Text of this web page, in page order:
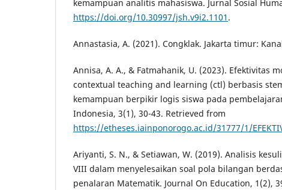
kemampuan analitis mahasiswa. Jurnal Sosial
https://doi.org/10.30997/jsh.v9i2.1101 .
Annastasia, A. (2021). Congklak. Jakarta timur:
Annisa, A. A., & Fatmahanik, U. (2023). Efektivitas
contextual teaching and learning (ctl) berbasis
kemampuan berpikir logis siswa pada
Indonesia, 3(1), 30-43. Retrieved from
https://etheses.iainponorogo.ac.id/31777/1/
Ariyanti, S. N., & Setiawan, W. (2019). Analisis
VIII dalam menyelesaikan soal pola bilangan
penalaran Matematik. Journal On Education, 1(2),